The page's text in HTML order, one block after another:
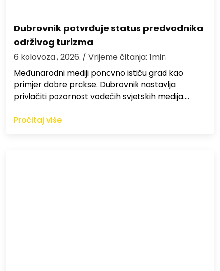
Dubrovnik potvrđuje status predvodnika
održivog turizma
6 kolovoza , 2026. / Vrijeme čitanja: 1min
Međunarodni mediji ponovno ističu grad kao
primjer dobre prakse. Dubrovnik nastavlja
privlačiti pozornost vodećih svjetskih medija.…
Pročitaj više